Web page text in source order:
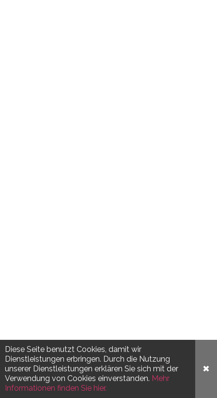
Diese Seite benutzt Cookies, damit wir
Dienstleistungen erbringen. Durch die Nutzung
unserer Dienstleistungen erklären Sie sich mit der
Verwendung von Cookies einverstanden. Mehr
Informationen finden Sie hier.
✖